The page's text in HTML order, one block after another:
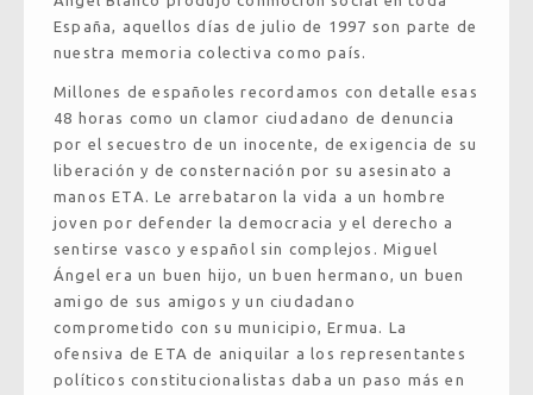
España, aquellos días de julio de 1997 son parte de
nuestra memoria colectiva como país.
Millones de españoles recordamos con detalle esas
48 horas como un clamor ciudadano de denuncia
por el secuestro de un inocente, de exigencia de su
liberación y de consternación por su asesinato a
manos ETA. Le arrebataron la vida a un hombre
joven por defender la democracia y el derecho a
sentirse vasco y español sin complejos. Miguel
Ángel era un buen hijo, un buen hermano, un buen
amigo de sus amigos y un ciudadano
comprometido con su municipio, Ermua. La
ofensiva de ETA de aniquilar a los representantes
políticos constitucionalistas daba un paso más en